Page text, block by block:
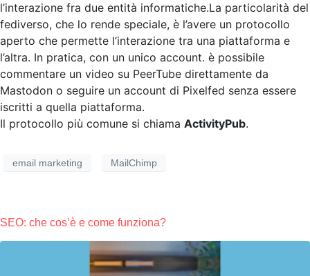
l’interazione fra due entità informatiche.La particolarità del
fediverso, che lo rende speciale, è l’avere un protocollo
aperto che permette l’interazione tra una piattaforma e
l’altra. In pratica, con un unico account. è possibile
commentare un video su PeerTube direttamente da
Mastodon o seguire un account di Pixelfed senza essere
iscritti a quella piattaforma.
Il protocollo più comune si chiama ActivityPub.
email marketing MailChimp
SEO: che cos’è e come funziona?